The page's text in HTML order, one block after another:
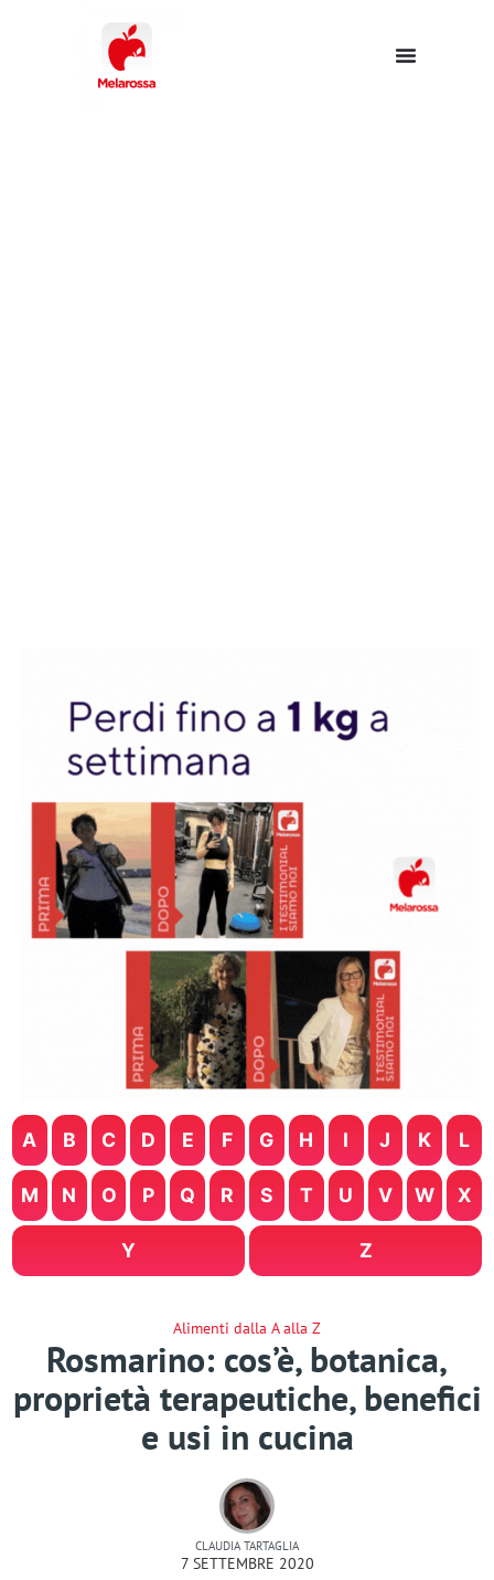
A B C D E F G H I J K L
M N O P Q R S T U V W X
Y Z
Alimenti dalla A alla Z
Rosmarino: cos’è, botanica,
proprietà terapeutiche, benefici
e usi in cucina
CLAUDIA TARTAGLIA
7 SETTEMBRE 2020